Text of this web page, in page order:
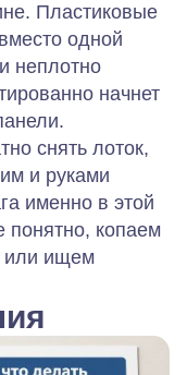
Пластиковые
одной
неплотно
начнет
снять лоток,
и руками
именно в этой
понятно, копаем
или ищем